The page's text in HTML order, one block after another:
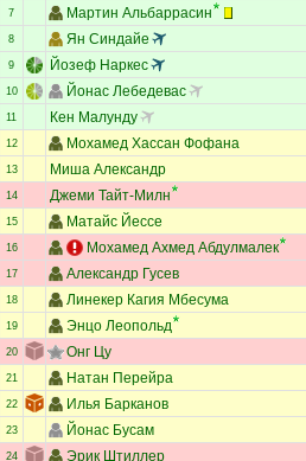
7 Мартин Альбаррасин
8 Ян Синдайе
9 Йозеф Наркес
10 Йонас Лебедевас
11 Кен Малунду
12 Мохамед Хассан Фофана
13 Миша Александр
14 Джеми Тайт-Милн
15 Матайс Йессе
16 Мохамед Ахмед Абдулмалек
17 Александр Гусев
18 Линекер Кагия Мбесума
19 Энцо Леопольд
20 Онг Цу
21 Натан Перейра
22 Илья Барканов
23 Йонас Бусам
24 Эрик Штиллер